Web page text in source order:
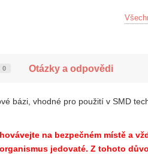
0 Otázky a odpovědi
bázi, vhodné pro použití v SMD
na bezpečném místě a
jedovaté. Z tohoto